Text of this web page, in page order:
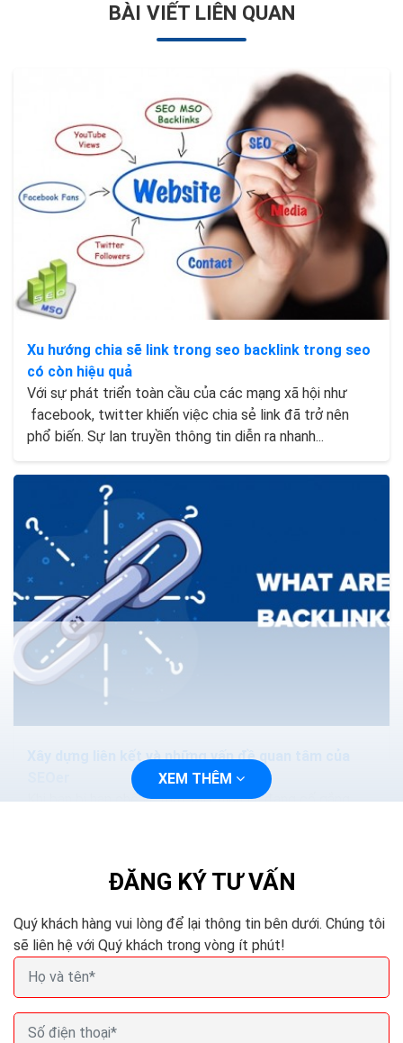
BÀI VIẾT LIÊN QUAN
Xu hướng chia sẽ link trong seo backlink trong seo
có còn hiệu quả
Với sự phát triển toàn cầu của các mạng xã hội như
facebook, twitter khiến việc chia sẻ link đã trở nên
phổ biến. Sự lan truyền thông tin diễn ra nhanh...
Xây dựng liên kết và những vấn đề quan tâm của
Khi bạn bị hạn chế về mặt tài chính và đang cố gắng
XEM THÊM
ĐĂNG KÝ TƯ VẤN
Quý khách hàng vui lòng để lại thông tin bên dưới. Chúng tôi
sẽ liên hệ với Quý khách trong vòng ít phút!